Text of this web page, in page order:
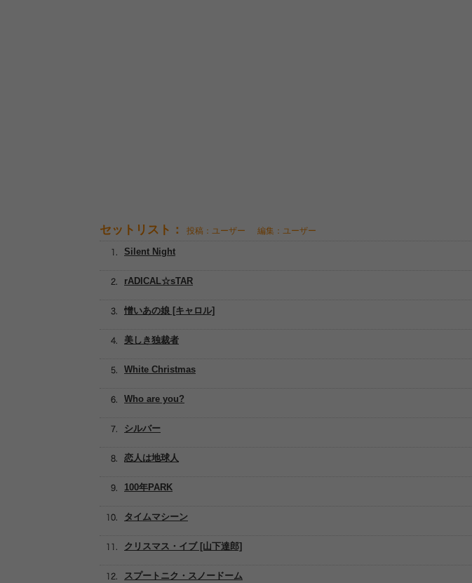
セットリスト： 投稿：ユーザー 編集：ユーザー
Who are you?
100年PARK
美しき独裁者
憎いあの娘 [キャロル]
White Christmas
Silent Night
シルバー
恋人は地球人
rADICAL☆sTAR
タイムマシーン
クリスマス・イブ [山下達郎]
スプートニク・スノードーム